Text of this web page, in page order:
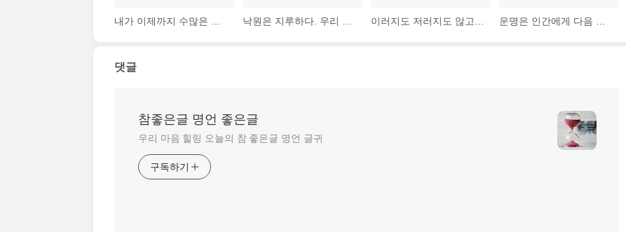
댓글
참좋은글 명언 좋은글
우리 마음 힐링 오늘의 참 좋은글 명언 글귀
구독하기